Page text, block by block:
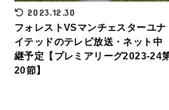
2023.12.30
フォレストVSマンチェスターユナ
イテッドのテレビ放送・ネット中
継予定【プレミアリーグ2023-24
20節】